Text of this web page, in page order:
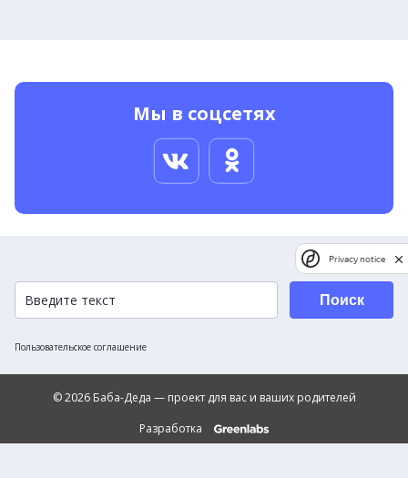
Мы в соцсетях
Пользовательское соглашение
Поиск
© 2026 Баба-Деда — проект для вас и ваших родителей
Разработка
Privacy notice